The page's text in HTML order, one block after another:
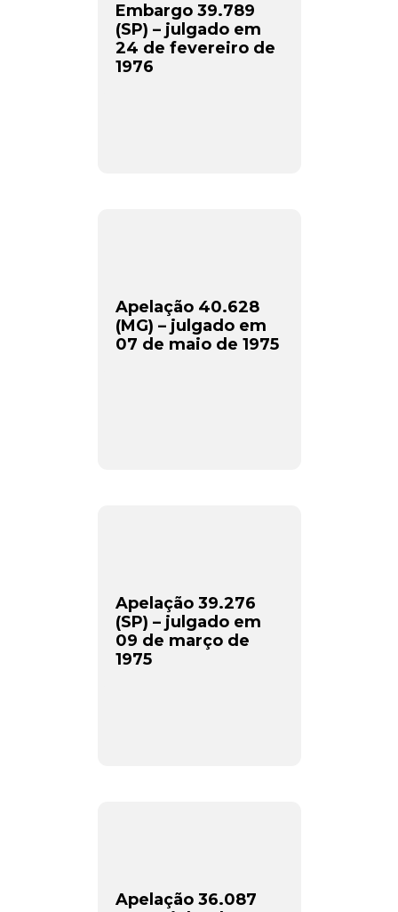
Embargo 39.789
(SP) – julgado em
24 de fevereiro de
1976
Apelação 40.628
(MG) – julgado em
07 de maio de 1975
Apelação 39.276
(SP) – julgado em
09 de março de
1975
Apelação 36.087